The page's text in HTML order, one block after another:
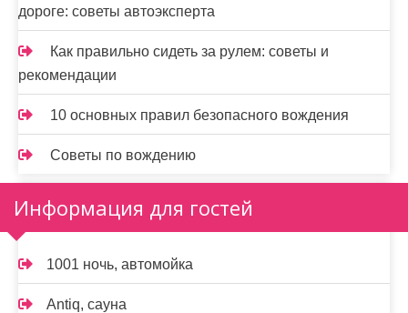
дороге: советы автоэксперта
Как правильно сидеть за рулем: советы и
рекомендации
10 основных правил безопасного вождения
Советы по вождению
Информация для гостей
1001 ночь, автомойка
Antiq, сауна